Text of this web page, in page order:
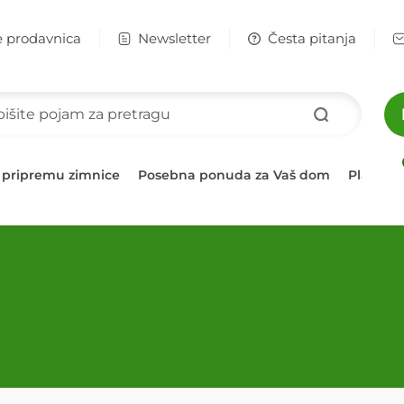
prodavnica Newsletter Česta pitanja
pripremu zimnice Posebna ponuda za Vaš dom Plažni